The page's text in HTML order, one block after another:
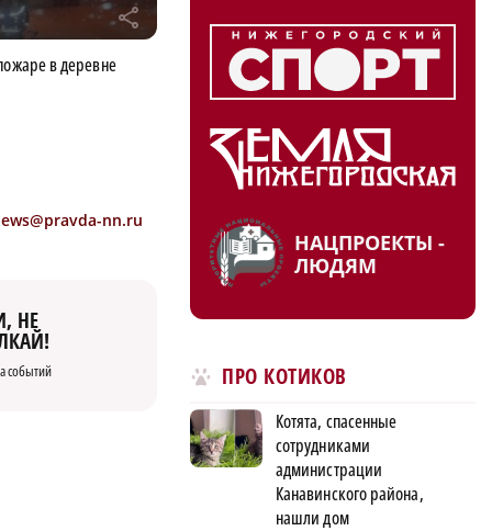
r
в деревне
nn.ru
НЕ
событий
НАЦПРОЕКТЫ -
ЛЮДЯМ
ПРО КОТИКОВ
Котята, спасенные
сотрудниками
администрации
Канавинского района,
нашли дом